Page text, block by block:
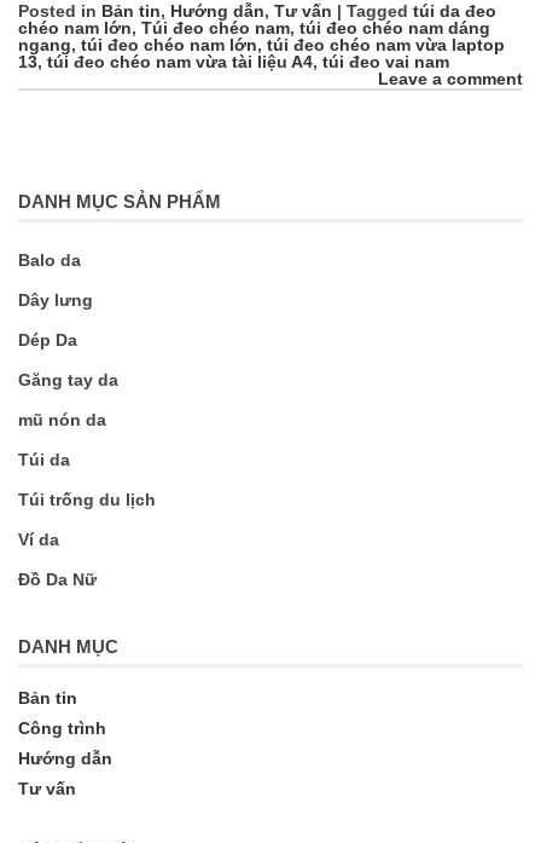
Posted in Bản tin, Hướng dẫn, Tư vấn | Tagged túi da đeo
chéo nam lớn, Túi đeo chéo nam, túi đeo chéo nam dáng
ngang, túi đeo chéo nam lớn, túi đeo chéo nam vừa laptop
13, túi đeo chéo nam vừa tài liệu A4, túi đeo vai nam
Leave a comment
DANH MỤC SẢN PHẨM
Balo da
Dây lưng
Dép Da
Găng tay da
mũ nón da
Túi da
Túi trống du lịch
Ví da
Đồ Da Nữ
DANH MỤC
Bản tin
Công trình
Hướng dẫn
Tư vấn